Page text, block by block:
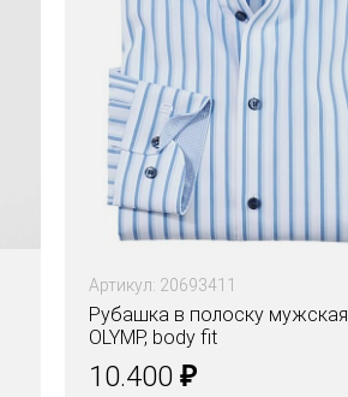
Артикул: 20693411
Рубашка в полоску мужская
OLYMP, body fit
10.400 ₽